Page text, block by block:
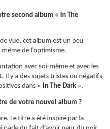
second album « In The
vue, cet album est un peu
de l’optimisme.
avec soi-même et avec les
Il y a des sujets tristes ou négatifs
dans « In The Dark ».
de votre nouvel album ?
Le titre a été inspiré par la